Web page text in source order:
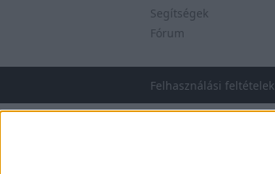
Segítségek
Fórum
Felhasználási feltételek